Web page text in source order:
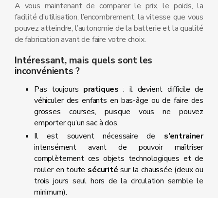
A vous maintenant de comparer le prix, le poids, la
facilité d’utilisation, l’encombrement, la vitesse que vous
pouvez atteindre, l’autonomie de la batterie et la qualité
de fabrication avant de faire votre choix.
Intéressant, mais quels sont les
inconvénients ?
Pas toujours pratiques : il devient difficile de
véhiculer des enfants en bas-âge ou de faire des
grosses courses, puisque vous ne pouvez
emporter qu’un sac à dos.
Il est souvent nécessaire de s’entrainer
intensément avant de pouvoir maîtriser
complètement ces objets technologiques et de
rouler en toute sécurité sur la chaussée (deux ou
trois jours seul hors de la circulation semble le
minimum).